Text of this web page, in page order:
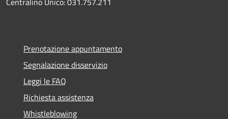
Prenotazione appuntamento
Segnalazione disservizio
Leggi le FAQ
Richiesta assistenza
Whistleblowing